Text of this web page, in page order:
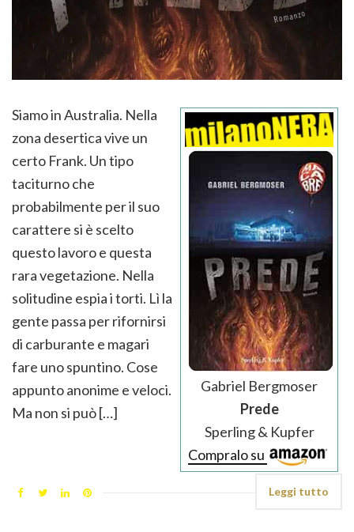
Gabriel Bergmoser
Prede
Sperling & Kupfer
Compralo su
Siamo in Australia. Nella
zona desertica vive un
certo Frank. Un tipo
taciturno che
probabilmente per il suo
carattere si è scelto
questo lavoro e questa
rara vegetazione. Nella
solitudine espia i torti. Lì la
gente passa per rifornirsi
di carburante e magari
fare uno spuntino. Cose
appunto anonime e veloci.
Ma non si può […]
Leggi tutto